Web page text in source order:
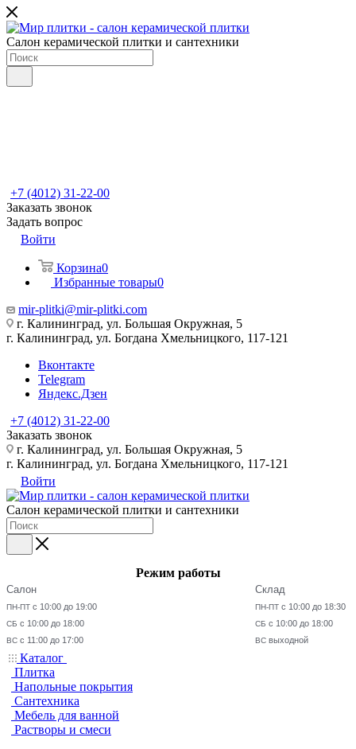
Салон керамической плитки и сантехники
+7 (4012) 31-22-00
Заказать звонок
Задать вопрос
Войти
Корзина0
Избранные товары0
mir-plitki@mir-plitki.com
г. Калининград, ул. Большая Окружная, 5
г. Калининград, ул. Богдана Хмельницкого, 117-121
Вконтакте
Telegram
Яндекс.Дзен
+7 (4012) 31-22-00
Заказать звонок
г. Калининград, ул. Большая Окружная, 5
г. Калининград, ул. Богдана Хмельницкого, 117-121
Войти
Салон керамической плитки и сантехники
Режим работы
Салон
ПН-ПТ с 10:00 до 19:00
СБ с 10:00 до 18:00
ВС с 11:00 до 17:00
Склад
ПН-ПТ с 10:00 до 18:30
СБ с 10:00 до 18:00
ВС выходной
Каталог
Плитка
Напольные покрытия
Сантехника
Мебель для ванной
Растворы и смеси